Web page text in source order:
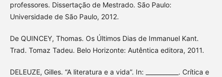
professores. Dissertação de Mestrado. São Paulo:
Universidade de São Paulo, 2012.
De QUINCEY, Thomas. Os Últimos Dias de Immanuel Kant.
Trad. Tomaz Tadeu. Belo Horizonte: Autêntica editora, 2011.
DELEUZE, Gilles. “A literatura e a vida”. In: ___________. Crítica e